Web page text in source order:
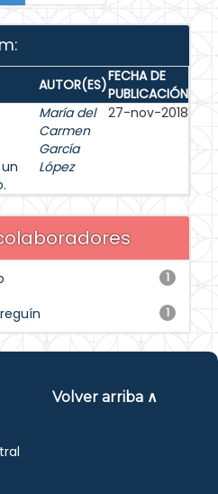
AUTOR(ES)FECHA DE
PUBLICACIÓN
María del
Carmen
García
López
27-nov-2018
1
1
Volver arriba ∧